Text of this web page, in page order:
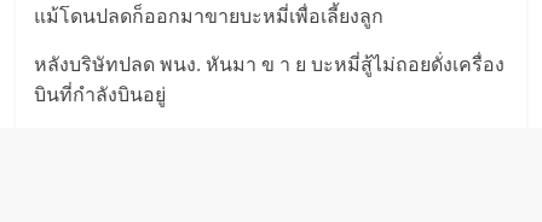
แม้โดนปลดก็ออกมาขายบะหมี่เพื่อเลี้ยงลูก
หลังบริษัทปลด พนง. หันมา ข า ย บะหมี่สู้ไม่ถอยดั่งเครื่อง
บินที่กำลังบินอยู่